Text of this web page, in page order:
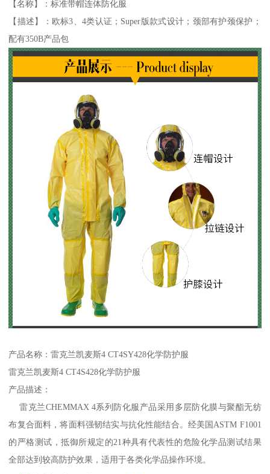
【名称】：标准带帽连体防化服
【描述】：欧标3、4类认证；Super版款式设计；颈部有护颈保护；
配有350B产品包
产品名称：雷克兰凯麦斯4 CT4SY428化学防护服
雷克兰凯麦斯4 CT4S428化学防护服
产品描述：
雷克兰CHEMMAX 4系列防化服产品采用多层防化膜与聚酯无纺
布复合面料，将面料强韧结实与抗化性能结合。经美国ASTM F1001
的严格测试，抵御所规定的21种具有代表性的危险化学品测试结果
全部达到较高防护效果，适用于各类化学品操作环境。